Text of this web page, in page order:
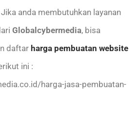
anda membutuhkan layanan
Globalcybermedia, bisa
daftar harga pembuatan website
ini :
harga-jasa-pembuatan-